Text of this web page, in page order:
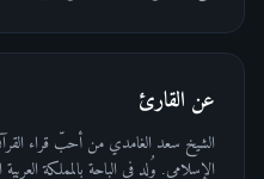
عن القارئ
الشيخ سعد الغامدي من أحبّ قراء القرآن
الإسلامي. وُلد في الباحة بالمملكة